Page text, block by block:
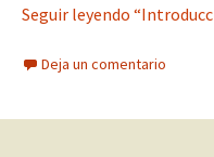
Seguir leyendo
Deja un comentario